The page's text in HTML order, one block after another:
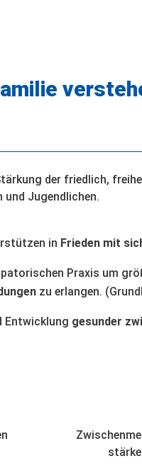
der friedlich,
und Jugendlichen.
in Frieden mit
Praxis um
zu erlangen.
Entwicklung gesunder